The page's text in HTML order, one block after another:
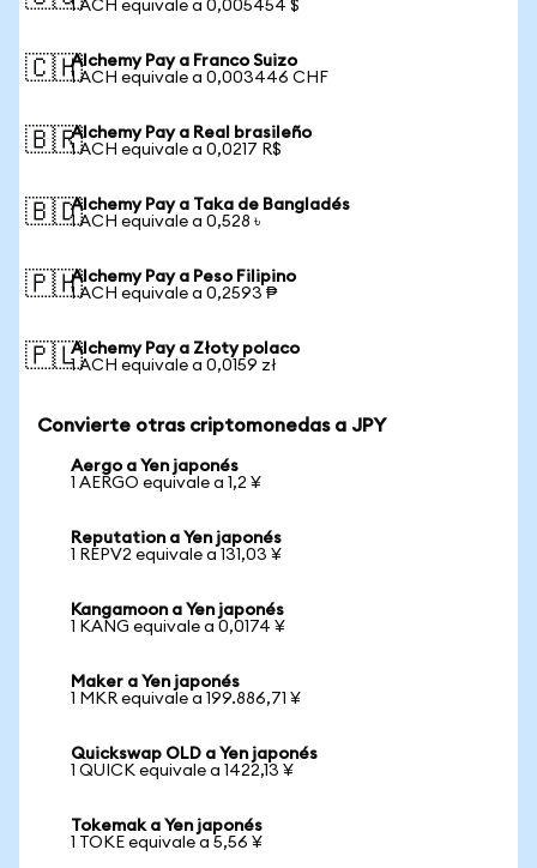
1 ACH equivale a 0,005454 $
🇨🇭Alchemy Pay a Franco Suizo
1 ACH equivale a 0,003446 CHF
🇧🇷Alchemy Pay a Real brasileño
1 ACH equivale a 0,0217 R$
🇧🇩Alchemy Pay a Taka de Bangladés
1 ACH equivale a 0,528 ৳
🇵🇭Alchemy Pay a Peso Filipino
1 ACH equivale a 0,2593 ₱
🇵🇱Alchemy Pay a Złoty polaco
1 ACH equivale a 0,0159 zł
Convierte otras criptomonedas a JPY
Aergo a Yen japonés
1 AERGO equivale a 1,2 ¥
Reputation a Yen japonés
1 REPV2 equivale a 131,03 ¥
Kangamoon a Yen japonés
1 KANG equivale a 0,0174 ¥
Maker a Yen japonés
1 MKR equivale a 199.886,71 ¥
Quickswap OLD a Yen japonés
1 QUICK equivale a 1422,13 ¥
Tokemak a Yen japonés
1 TOKE equivale a 5,56 ¥